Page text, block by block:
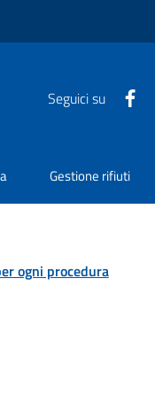
Seguici su
Gestione rifiuti
ogni procedura